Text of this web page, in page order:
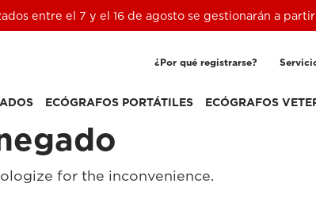
entre el 7 y el 16 de agosto se gestionarán a
¿Por qué registrarse?
ECÓGRAFOS PORTÁTILES ECÓGRAFOS
for the inconvenience.